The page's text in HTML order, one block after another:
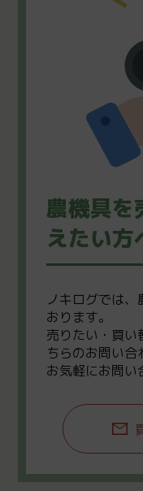
農機具を
えたい方
ノキログでは
おります。
売りたい・買い
ちらのお問い合
お気軽にお問い